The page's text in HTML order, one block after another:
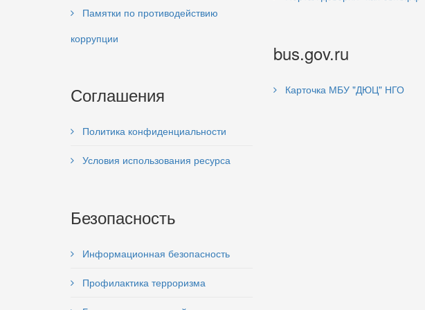
Памятки по противодействию
коррупции
Соглашения
Политика конфиденциальности
Условия использования ресурса
Безопасность
Информационная безопасность
Профилактика терроризма
bus.gov.ru
Карточка МБУ "ДЮЦ" НГО